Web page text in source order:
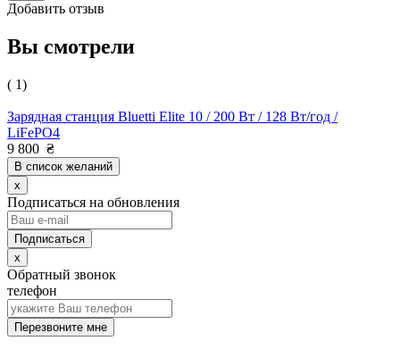
Добавить отзыв
Вы смотрели
( 1)
Зарядная станция Bluetti Elite 10 / 200 Вт / 128 Вт/год /
LiFePO4
9 800 ₴
В список желаний
x
Подписаться на обновления
x
Обратный звонок
телефон
Перезвоните мне